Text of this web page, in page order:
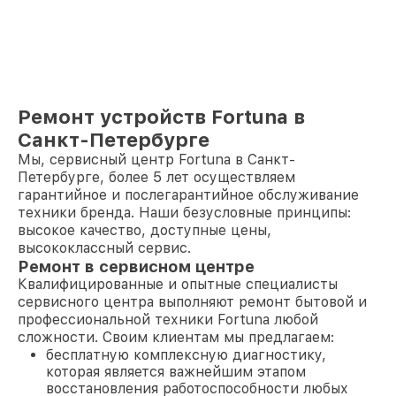
Ремонт устройств Fortuna в
Санкт-Петербурге
Мы, сервисный центр Fortuna в Санкт-
Петербурге, более 5 лет осуществляем
гарантийное и послегарантийное обслуживание
техники бренда. Наши безусловные принципы:
высокое качество, доступные цены,
высококлассный сервис.
Ремонт в сервисном центре
Квалифицированные и опытные специалисты
сервисного центра выполняют ремонт бытовой и
профессиональной техники Fortuna любой
сложности. Своим клиентам мы предлагаем:
бесплатную комплексную диагностику,
которая является важнейшим этапом
восстановления работоспособности любых